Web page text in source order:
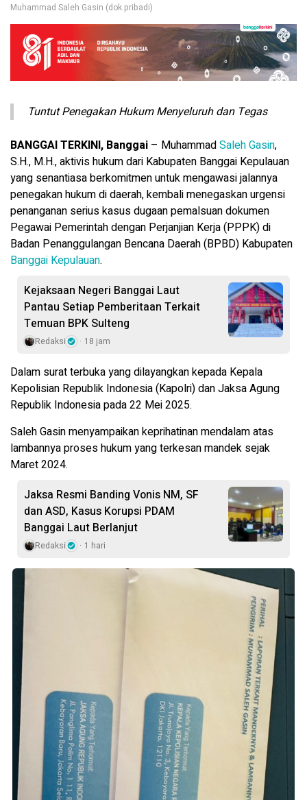
Muhammad Saleh Gasin (dok.pribadi)
Tuntut Penegakan Hukum Menyeluruh dan Tegas
BANGGAI TERKINI, Banggai – MuhammadSaleh Gasin,
S.H., M.H., aktivis hukum dari Kabupaten Banggai Kepulauan
yang senantiasa berkomitmen untuk mengawasi jalannya
penegakan hukum di daerah, kembali menegaskan urgensi
penanganan serius kasus dugaan pemalsuan dokumen
Pegawai Pemerintah dengan Perjanjian Kerja (PPPK) di
Badan Penanggulangan Bencana Daerah (BPBD) Kabupaten
Banggai Kepulauan.
Kejaksaan Negeri Banggai Laut
Pantau Setiap Pemberitaan Terkait
Temuan BPK Sulteng
Redaksi 18 jam
Dalam surat terbuka yang dilayangkan kepada Kepala
Kepolisian Republik Indonesia (Kapolri) dan Jaksa Agung
Republik Indonesia pada 22 Mei 2025.
Saleh Gasin menyampaikan keprihatinan mendalam atas
lambannya proses hukum yang terkesan mandek sejak
Maret 2024.
Jaksa Resmi Banding Vonis NM, SF
dan ASD, Kasus Korupsi PDAM
Banggai Laut Berlanjut
Redaksi 1 hari